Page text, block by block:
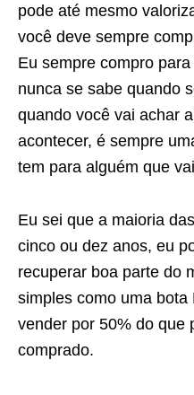
pode até mesmo
você deve sempre
Eu sempre compro
nunca se sabe quando
quando você vai achar
acontecer, é sempre
tem para alguém que
Eu sei que a maioria
cinco ou dez anos, eu
recuperar boa parte do
simples como uma
vender por 50% do que
comprado.